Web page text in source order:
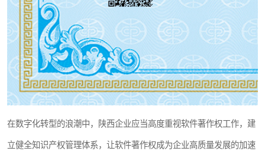
在数字化转型的浪潮中，陕西企业应当高度重视软件著作权工作，建
立健全知识产权管理体系，让软件著作权成为企业高质量发展的加速